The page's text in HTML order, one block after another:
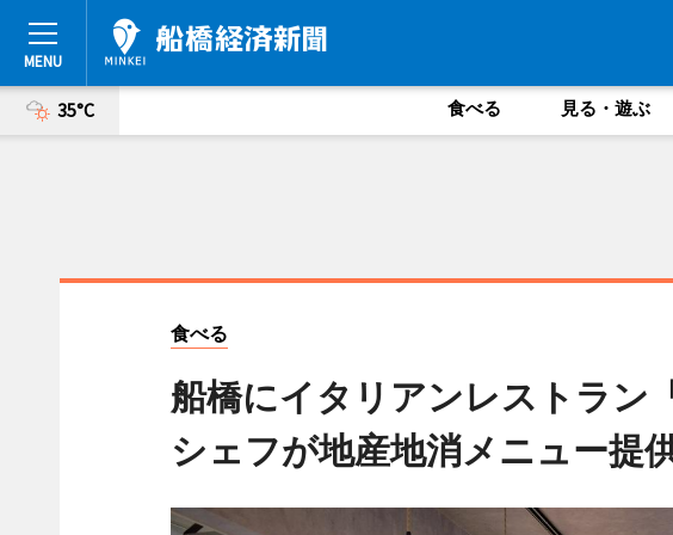
35°C 食べる 見る・遊ぶ
食べる
船橋にイタリアンレストラ
シェフが地産地消メニュー提